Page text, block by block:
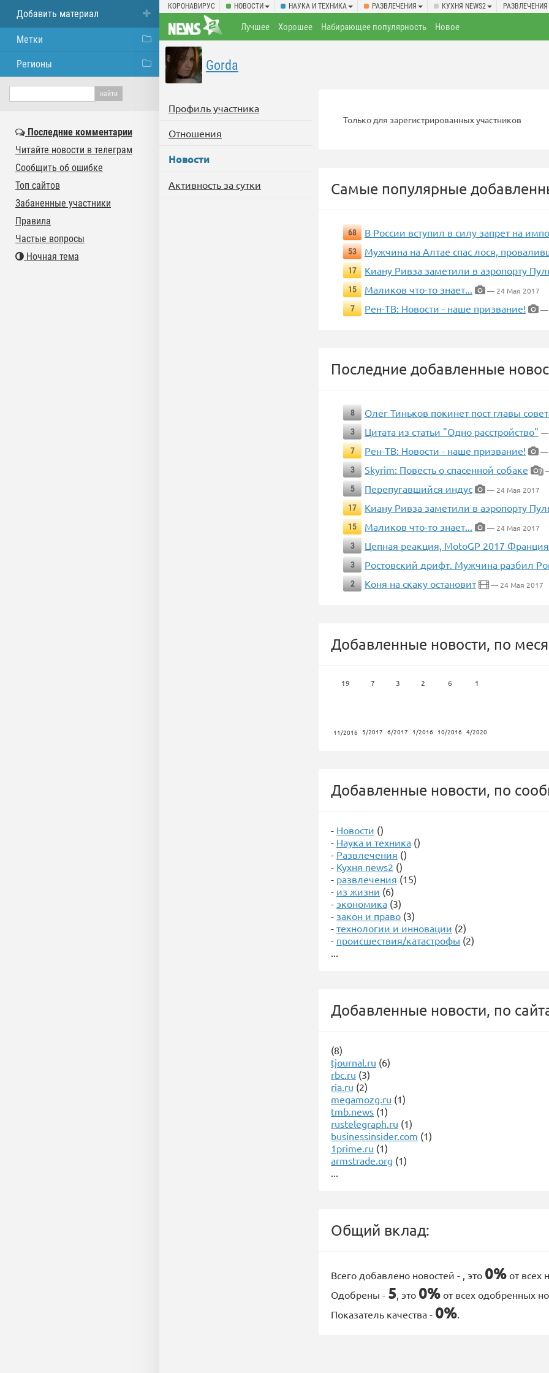
КОРОНАВИРУС НОВОСТИ НАУКА И ТЕХНИКА РАЗВЛЕЧЕНИЯ КУХНЯ NEWS2 РАЗВЛЕЧЕНИЯ
Лучшее Хорошее Набирающее популярность Новое
Gorda
Профиль участника
Отношения
Новости
Активность за сутки
Только для зарегистрированных участников
Самые популярные
68 В России вступил в силу запрет на
53 Мужчина на Алтае спас лося,
17 Киану Ривза заметили в аэропорту
15 Маликов что-то знает...
— 24 Мая 2017
7
Рен-ТВ: Новости - наше призвание! —
Последние добавленные
8 Олег Тиньков покинет пост главы
3 Цитата из статьи "Одно расстройство" —
7
Рен-ТВ: Новости - наше призвание!
—
3
Skyrim: Повесть о спасенной собаке 7
5
Перепугавшийся индус
— 24 Мая 2017
17
Киану Ривза заметили в аэропорту
15 Маликов что-то знает...
— 24 Мая 2017
3
Цепная реакция, MotoGP 2017 Франция
3 Ростовский дрифт. Мужчина разбил
2 Коня на скаку остановит — 24 Мая 2017
Добавленные новости, по
19
11/2016
7
5/2017
3
6/2017
2
1/2016
6
10/2016
1
4/2020
Добавленные новости, по
- Новости ()
- Наука и техника ()
- Развлечения ()
- Кухня news2 ()
- развлечения (15)
- из жизни (6)
- экономика (3)
- закон и право (3)
- технологии и инновации (2)
- происшествия/катастрофы (2)
...
Добавленные новости, по
(8)
tjournal.ru (6)
rbc.ru (3)
ria.ru (2)
megamozg.ru (1)
tmb.news (1)
rustelegraph.ru (1)
businessinsider.com (1)
1prime.ru (1)
armstrade.org (1)
...
Общий вклад:
Всего добавлено новостей - , это 0% от всех
Одобрены - 5, это 0% от всех одобренных
Показатель качества - 0%.
Добавить материал
Метки
Регионы
Последние комментарии
Читайте новости в телеграм
Сообщить об ошибке
Топ сайтов
Забаненные участники
Правила
Частые вопросы
Ночная тема